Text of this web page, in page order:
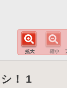
！ 1